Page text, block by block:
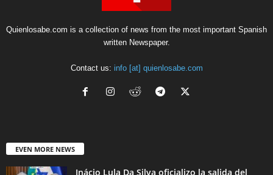
Quienlosabe.com is a collection of news from the most important Spanish
written Newspaper.
Contact us: info [at] quienlosabe.com
EVEN MORE NEWS
Inácio Lula Da Silva oficializo la salida del